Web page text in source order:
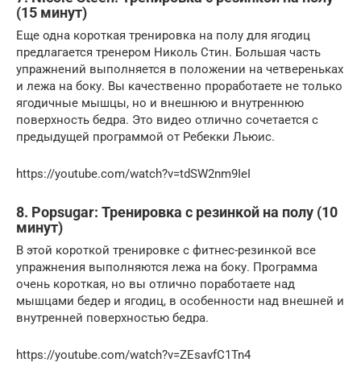
(15 минут)
Еще одна короткая тренировка на полу для ягодиц
предлагается тренером Николь Стин. Большая часть
упражнений выполняется в положении на четвереньках
и лежа на боку. Вы качественно проработаете не только
ягодичные мышцы, но и внешнюю и внутреннюю
поверхность бедра. Это видео отлично сочетается с
предыдущей программой от Ребекки Льюис.
https://youtube.com/watch?v=tdSW2nm9IeI
8. Popsugar: Тренировка с резинкой на полу (10
минут)
В этой короткой тренировке с фитнес-резинкой все
упражнения выполняются лежа на боку. Программа
очень короткая, но вы отлично поработаете над
мышцами бедер и ягодиц, в особенности над внешней и
внутренней поверхностью бедра.
https://youtube.com/watch?v=ZEsavfC1Tn4